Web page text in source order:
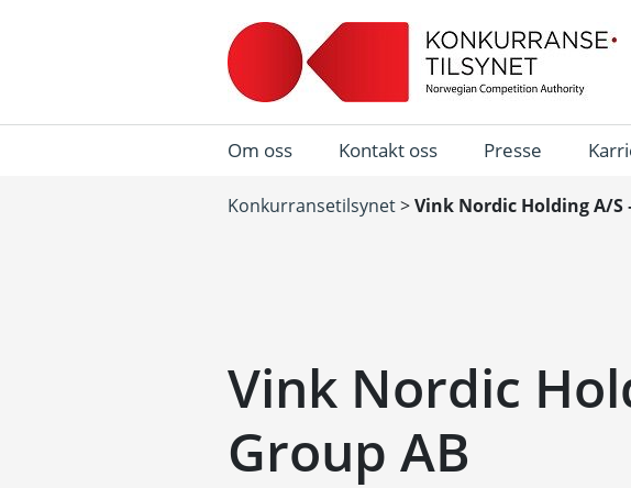
Om oss Kontakt oss Presse
Konkurransetilsynet>Vink Nordic Holding A/S
Vink Nordic
Group AB